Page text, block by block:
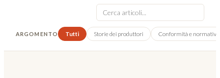
ARGOMENTO Tutti Storie dei produttori Conformità e normativa